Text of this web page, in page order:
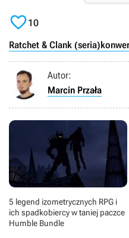
10
Ratchet & Clank (seria)
Autor:
Marcin Przała
5 legend izometrycznych RPG i
ich spadkobiercy w taniej paczce
Humble Bundle